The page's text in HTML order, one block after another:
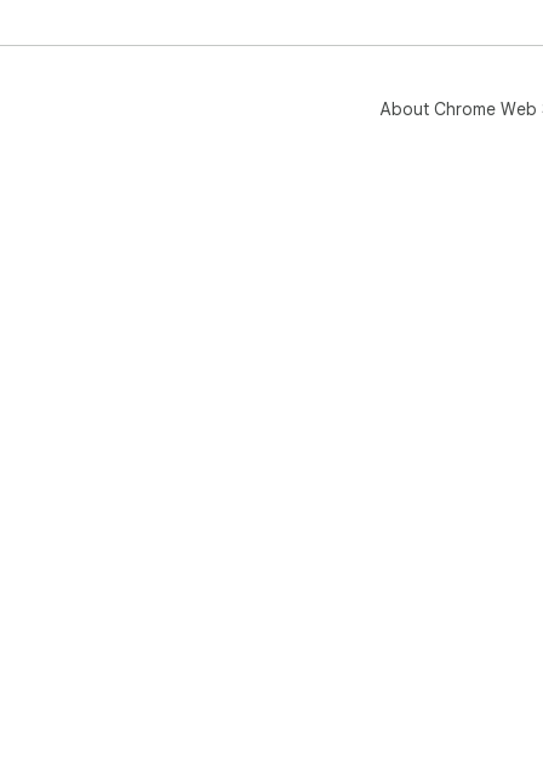
About Chrome Web